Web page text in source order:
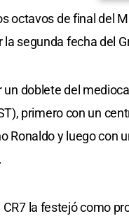
octavos de final del
la segunda fecha del
doblete del
primero con un
Ronaldo y luego con
la festejó como